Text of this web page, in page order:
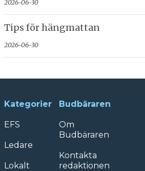
2026-06-30
Tips för hängmattan
2026-06-30
Kategorier
EFS
Ledare
Lokalt
Budbäraren
Om
Budbäraren
Kontakta
redaktionen